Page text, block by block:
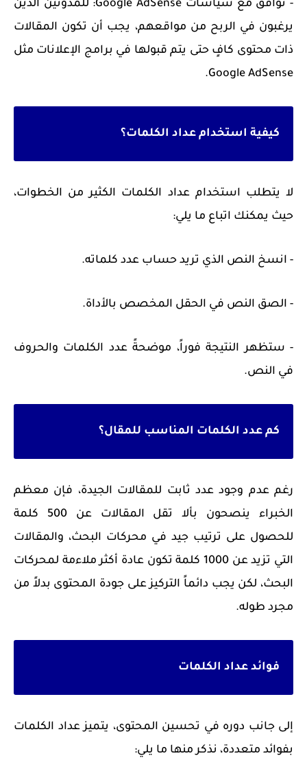
- توافق مع سياسات Google AdSense: للمدونين الذين
يرغبون في الربح من مواقعهم، يجب أن تكون المقالات
ذات محتوى كافٍ حتى يتم قبولها في برامج الإعلانات مثل
Google AdSense.
كيفية استخدام عداد الكلمات؟
لا يتطلب استخدام عداد الكلمات الكثير من الخطوات،
حيث يمكنك اتباع ما يلي:
- انسخ النص الذي تريد حساب عدد كلماته.
- الصق النص في الحقل المخصص بالأداة.
- ستظهر النتيجة فوراً، موضحةً عدد الكلمات والحروف
في النص.
كم عدد الكلمات المناسب للمقال؟
رغم عدم وجود عدد ثابت للمقالات الجيدة، فإن معظم
الخبراء ينصحون بألا تقل المقالات عن 500 كلمة
للحصول على ترتيب جيد في محركات البحث، والمقالات
التي تزيد عن 1000 كلمة تكون عادة أكثر ملاءمة لمحركات
البحث، لكن يجب دائماً التركيز على جودة المحتوى بدلاً من
مجرد طوله.
فوائد عداد الكلمات
إلى جانب دوره في تحسين المحتوى، يتميز عداد الكلمات
بفوائد متعددة، نذكر منها ما يلي: